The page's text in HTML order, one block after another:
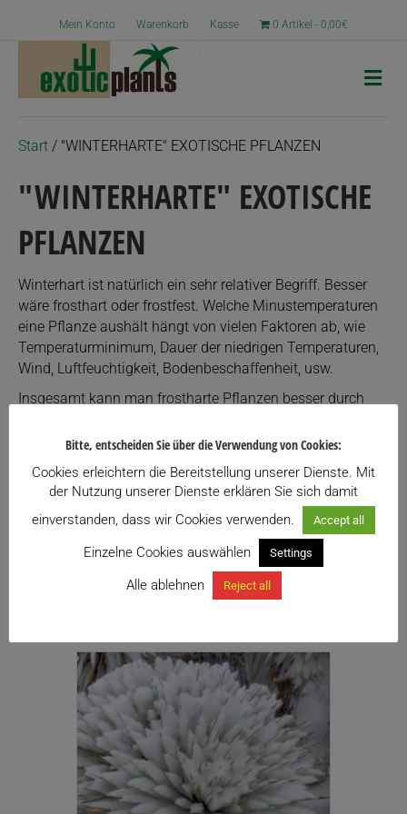
Mein Konto Warenkorb Kasse 0 Artikel 0,00€
N
a
Start / "WINTERHARTE" EXOTISCHE PFLANZEN
"WINTERHARTE" EXOTISCHE
PFLANZEN
Winterhart ist natürlich ein sehr relativer Begriff. Besser
wäre frosthart oder frostfest. Welche Minustemperaturen
eine Pflanze aushält hängt von vielen Faktoren ab, wie
Temperaturminimum, Dauer der niedrigen Temperaturen,
Wind, Luftfeuchtigkeit, Bodenbeschaffenheit, usw.
Insgesamt kann man frostharte Pflanzen besser durch
einpackt (Achtung! Luftabzug ermöglichen), oder
schützt, erhöht in sehr durchlässiges Substrat pflanzt, früh
im Herbst das Gießen reduziert bzw. einstellt und in der
Vegetationsperiode stockstoffarme Dünger verwendet.
Die Luxusvariente besteht in einer Umhausung mit einer
Holz/Kunststoffplatten Konstruktion und
therostatgesteuerten selbstbegrenzenden Heizkabeln.
Bitte, entscheiden Sie über die Verwendung von Cookies:
Cookies erleichtern die Bereitstellung unserer Dienste. Mit
der Nutzung unserer Dienste erklären Sie sich damit
einverstanden, dass wir Cookies verwenden.
Accept all
Einzelne Cookies auswählen Settings
Alle ablehnen Reject all